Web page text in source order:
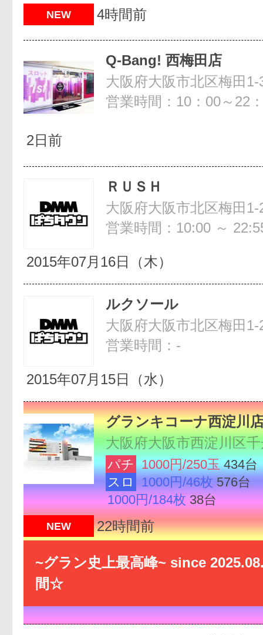
NEW 4時間前
Q-Bang! 西梅田店
営業時間：10：00～22
2日前
ＲＵＳＨ
大阪府大阪市北区梅田1-
営業時間：10:00 ～
2015年07月16日（木）
ルクソール
営業時間：-
2015年07月15日（水）
グランキコーナ西淀川
大阪府大阪市西淀川区
パチ 1000円/250玉 434台
スロ
1000円/46枚 576台
1000円/184枚 38台
NEW 22時間前
~グラン史上最高峰~ since
間☆